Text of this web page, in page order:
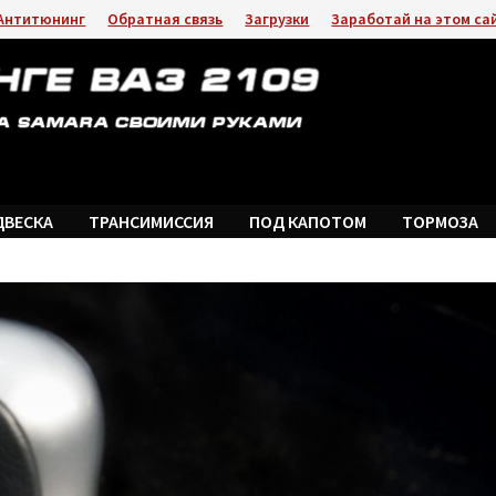
Обратная связь Загрузки Заработай на этом
ТРАНСИМИССИЯ ПОД КАПОТОМ ТОРМОЗА